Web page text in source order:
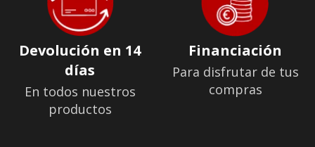
Devolución en 14
días
En todos nuestros
productos
Financiación
Para disfrutar de tus
compras